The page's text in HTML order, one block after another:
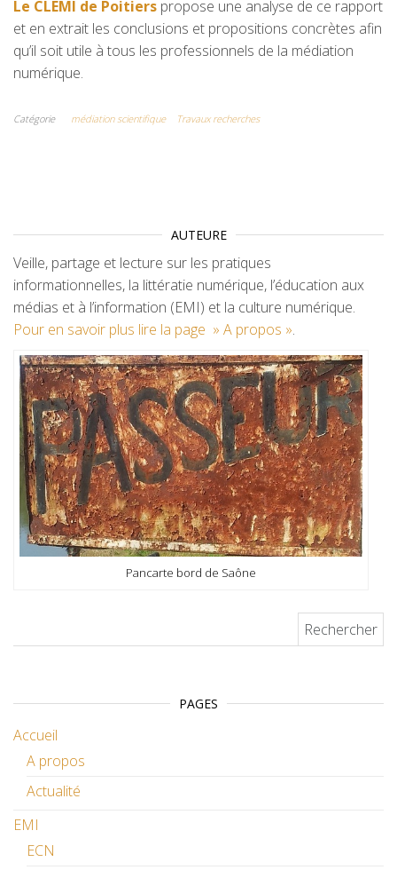
Le CLEMI de Poitiers propose une analyse de ce rapport
et en extrait les conclusions et propositions concrètes afin
qu’il soit utile à tous les professionnels de la médiation
numérique.
Catégorie médiation scientifique Travaux recherches
AUTEURE
Veille, partage et lecture sur les pratiques
informationnelles, la littératie numérique, l’éducation aux
médias et à l’information (EMI) et la culture numérique.
Pour en savoir plus lire la page » A propos ».
Pancarte bord de Saône
PAGES
Accueil
A propos
Actualité
EMI
ECN